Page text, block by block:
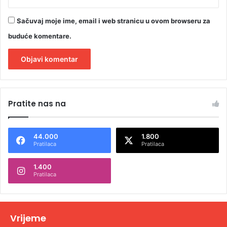
Sačuvaj moje ime, email i web stranicu u ovom browseru za
buduće komentare.
t
n
t
v
Pratite nas na
44.000
Pratilaca
1.800
Pratilaca
1.400
Pratilaca
Vrijeme